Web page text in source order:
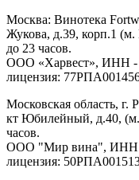
Москва: Винотека
Жукова, д.39, корп.1
до 23 часов.
ООО «Харвест», ИНН -
лицензия:
Московская область, г.
кт Юбилейный, д.40,
часов.
ООО "Мир вина", ИНН -
лицензия: